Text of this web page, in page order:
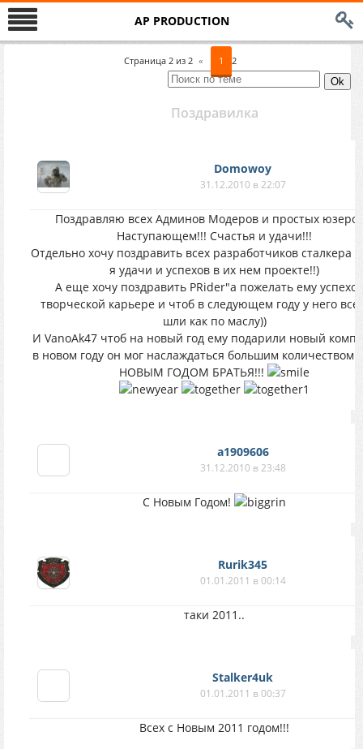
AP PRODUCTION
Страница 2 из 2 « 1 2
Поздравилка
Domowoy
31.12.2010 в 22:07
Поздравляю всех Админов Модеров и простых
Наступающем!!! Счастья и удачи!!!
Отдельно хочу поздравить всех разработчиков сталкера
я удачи и успехов в их нем проекте!!)
А еще хочу поздравить PRider"а пожелать ему
творческой карьере и чтоб в следующем году у него все
шли как по маслу))
И VanoAk47 чтоб на новый год ему подарили новый комп,
в новом году он мог наслаждаться большим количеством
НОВЫМ ГОДОМ БРАТЬЯ!!!
a1909606
31.12.2010 в 23:48
С Новым Годом!
Rurik345
01.01.2011 в 00:14
таки 2011..
Stalker4uk
01.01.2011 в 00:37
Всех с Новым 2011 годом!!!